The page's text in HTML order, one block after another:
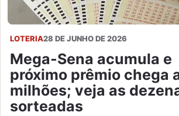
LOTERIA28 DE JUNHO DE 2026
Mega-Sena acumula e
próximo prêmio chega
milhões; veja as
sorteadas